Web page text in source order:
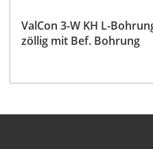
ValCon 3-W KH L-
zöllig mit Bef. Bohrung